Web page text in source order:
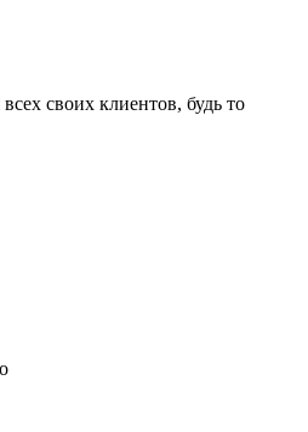
своих клиентов, будь то